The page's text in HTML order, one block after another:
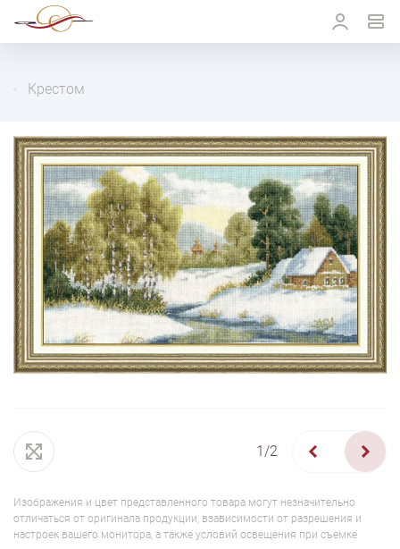
Крестом
1/2
Изображения и цвет представленного товара могут незначительно
отличаться от оригинала продукции, взависимости от разрешения и
настроек вашего монитора, а также условий освещения при съемке